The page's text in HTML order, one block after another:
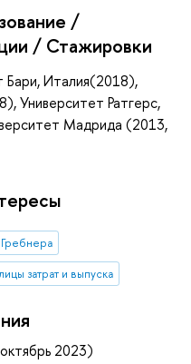
/
/ Стажировки
Бари, Италия(2018),
Университет Ратгерс,
Мадрида (2013,
затрат и выпуска
2023)